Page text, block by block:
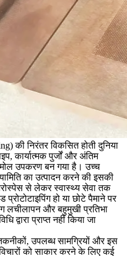
की निरंतर विकसित होती दुनिया
कार्यात्मक पुर्जों और अंतिम
उपकरण बन गया है। उच्च
का उत्पादन करने की इसकी
से लेकरस्वास्थ्य सेवातक
हो या छोटे पैमाने पर
लचीलापन और बहुमुखी प्रतिभा
द्वारा प्राप्त नहीं किया जा
उपलब्ध सामग्रियों और इस
को साकार करने के लिए कई